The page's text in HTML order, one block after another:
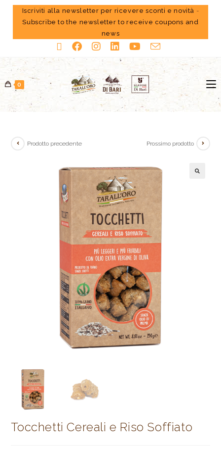
Iscriviti alla newsletter per ricevere sconti e novità -
Subscribe to the newsletter to receive coupons and
news
0
Prodotto precedente Prossimo prodotto
Tocchetti Cereali e Riso Soffiato